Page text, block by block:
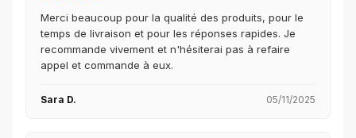
Merci beaucoup pour la qualité des produits, pour le
temps de livraison et pour les réponses rapides. Je
recommande vivement et n'hésiterai pas à refaire
appel et commande à eux.
Sara D. 05/11/2025